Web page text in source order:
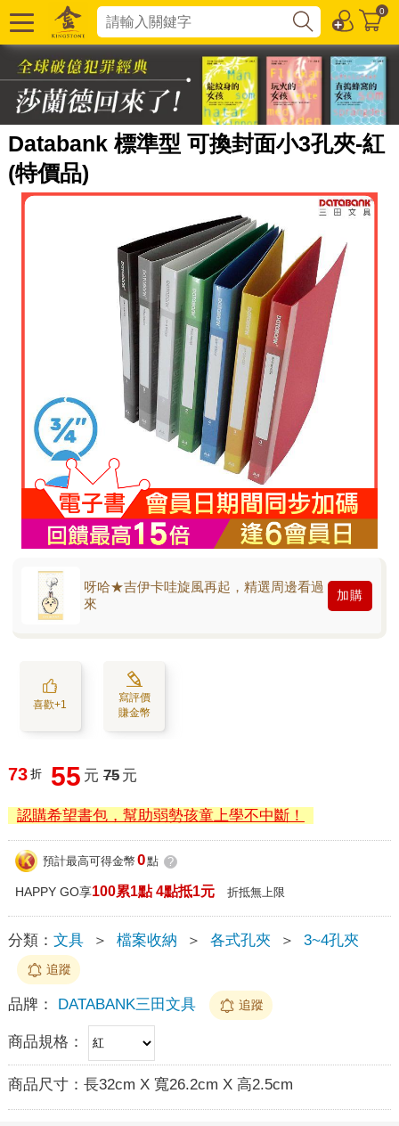
0
Databank 標準型 可換封面小3孔夾-紅
(特價品)
呀哈★吉伊卡哇旋風再起，精選周邊看過
來
加購
喜歡+1
寫評價
賺金幣
73 折 55 元 75 元
認購希望書包，幫助弱勢孩童上學不中斷！
預計最高可得金幣 0點 ?
HAPPY GO享100累1點 4點抵1元 折抵無上限
分類： 文具 ＞ 檔案收納 ＞ 各式孔夾 ＞ 3~4孔夾
追蹤
品牌： DATABANK三田文具 追蹤
商品規格：
商品尺寸： 長32cm X 寬26.2cm X 高2.5cm